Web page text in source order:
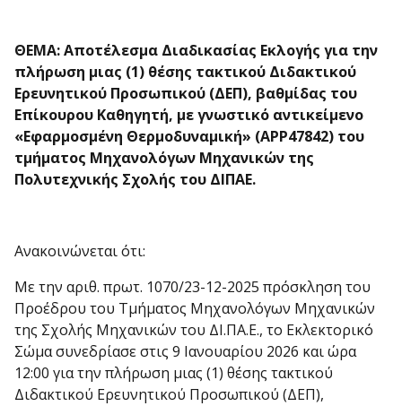
ΘΕΜΑ: Αποτέλεσμα Διαδικασίας Εκλογής για την
πλήρωση μιας (1) θέσης τακτικού Διδακτικού
Ερευνητικού Προσωπικού (ΔΕΠ), βαθμίδας του
Επίκουρου Καθηγητή, με γνωστικό αντικείμενο
«Εφαρμοσμένη Θερμοδυναμική» (APP47842) του
τμήματος Μηχανολόγων Μηχανικών της
Πολυτεχνικής Σχολής του ΔΙΠΑΕ.
Ανακοινώνεται ότι:
Με την αριθ. πρωτ. 1070/23-12-2025 πρόσκληση του
Προέδρου του Τμήματος Μηχανολόγων Μηχανικών
της Σχολής Μηχανικών του ΔΙ.ΠΑ.Ε., το Εκλεκτορικό
Σώμα συνεδρίασε στις 9 Ιανουαρίου 2026 και ώρα
12:00 για την πλήρωση μιας (1) θέσης τακτικού
Διδακτικού Ερευνητικού Προσωπικού (ΔΕΠ),